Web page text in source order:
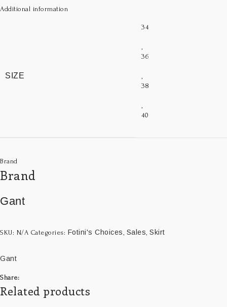
Additional information
SIZE
34
,
36
,
38
,
40
Brand
Brand
Gant
SKU: N/A Categories: Fotini's Choices, Sales, Skirt
Gant
Share:
Related products